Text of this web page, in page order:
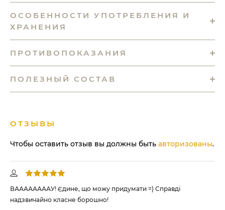
ОСОБЕННОСТИ УПОТРЕБЛЕНИЯ И
ХРАНЕНИЯ
ПРОТИВОПОКАЗАНИЯ
ПОЛЕЗНЫЙ СОСТАВ
ОТЗЫВЫ
ВААААААААУ! Єдине, що можу придумати =) Справді
надзвичайно класне борошно!
Чтобы оставить отзыв вы должны быть авторизованы.